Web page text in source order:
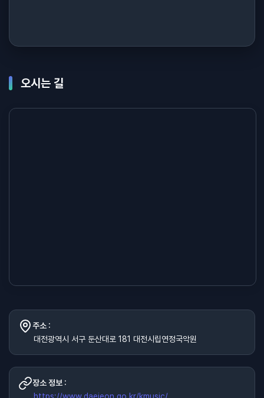
오시는 길
주소 :
대전광역시 서구 둔산대로 181 대전시립연정국악원
장소 정보 :
https://www.daejeon.go.kr/kmusic/